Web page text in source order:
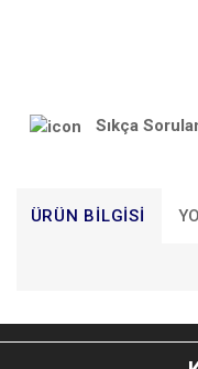
Sıkça
ÜRÜN BILGISI
Bu ürünün fiyat bilgisi,
konularda yetersiz
kullanarak